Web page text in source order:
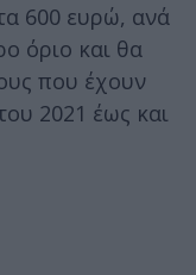
600 ευρώ, ανά
όριο και θα
που έχουν
2021 έως και